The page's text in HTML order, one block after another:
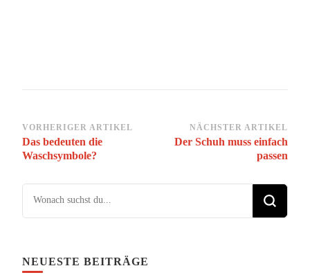
Beitragsnavigation
VORHERIGER ARTIKEL
Das bedeuten die
Waschsymbole?
NÄCHSTER ARTIKEL
Der Schuh muss einfach
passen
Suchst du nach etwas?
NEUESTE BEITRÄGE